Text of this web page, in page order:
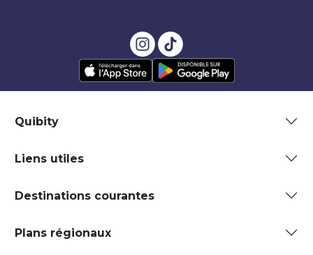
Quibity
Liens utiles
Destinations courantes
Plans régionaux